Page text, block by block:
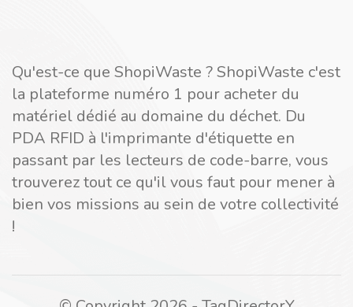
Qu'est-ce que ShopiWaste ? ShopiWaste c'est
la plateforme numéro 1 pour acheter du
matériel dédié au domaine du déchet. Du
PDA RFID à l'imprimante d'étiquette en
passant par les lecteurs de code-barre, vous
trouverez tout ce qu'il vous faut pour mener à
bien vos missions au sein de votre collectivité
!